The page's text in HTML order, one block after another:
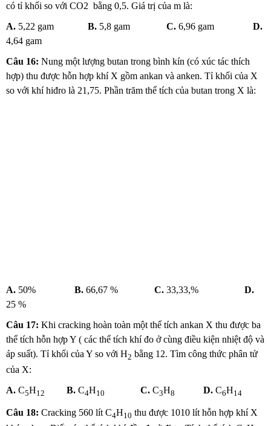
có tỉ khối so với CO2 bằng 0,5. Giá trị của m là:
A. 5,22 gam B. 5,8 gam C. 6,96 gam D.
4,64 gam
Câu 16: Nung một lượng butan trong bình kín (có xúc tác thích
hợp) thu được hỗn hợp khí X gồm ankan và anken. Tỉ khối của X
so với khí hiđro là 21,75. Phần trăm thể tích của butan trong X là:
A. 50% B. 66,67 % C. 33,33,% D.
25 %
Câu 17: Khi cracking hoàn toàn một thể tích ankan X thu được ba
thể tích hỗn hợp Y ( các thể tích khí đo ở cùng điều kiện nhiệt độ và
áp suất). Tỉ khối của Y so với H2 bằng 12. Tìm công thức phân tử
của X:
A. C5H12 B. C4H10 C. C3H8 D. C6H14
Câu 18: Cracking 560 lít C4H10 thu được 1010 lít hỗn hợp khí X